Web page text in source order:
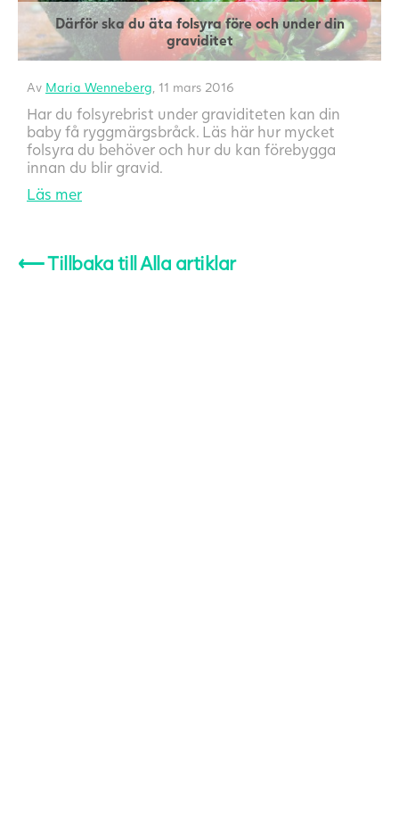
Därför ska du äta folsyra före och under din
graviditet
Av Maria Wenneberg , 11 mars 2016
Har du folsyrebrist under graviditeten kan din
baby få ryggmärgsbråck. Läs här hur mycket
folsyra du behöver och hur du kan förebygga
innan du blir gravid.
Läs mer
⟵Tillbaka till Alla artiklar